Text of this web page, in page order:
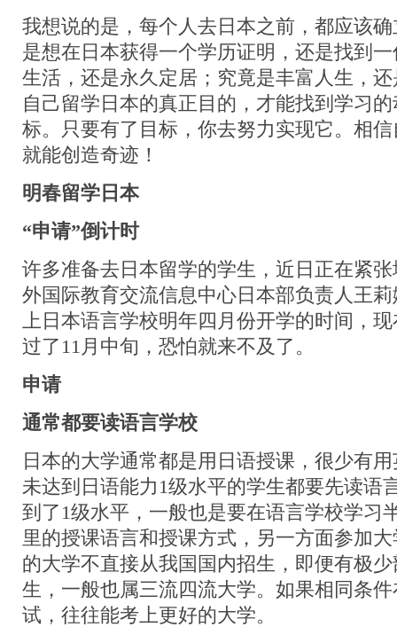
我想说的是，每个人去日本之前，都应该
是想在日本获得一个学历证明，还是找到
生活，还是永久定居；究竟是丰富人生，
自己留学日本的真正目的，才能找到学习
标。只要有了目标，你去努力实现它。相
就能创造奇迹！
明春留学日本
“申请”倒计时
许多准备去日本留学的学生，近日正在紧
外国际教育交流信息中心日本部负责人王
上日本语言学校明年四月份开学的时间，
过了11月中旬，恐怕就来不及了。
申请
通常都要读语言学校
日本的大学通常都是用日语授课，很少有
未达到日语能力1级水平的学生都要先读语
到了1级水平，一般也是要在语言学校学习
里的授课语言和授课方式，另一方面参加
的大学不直接从我国国内招生，即便有极
生，一般也属三流四流大学。如果相同条
试，往往能考上更好的大学。